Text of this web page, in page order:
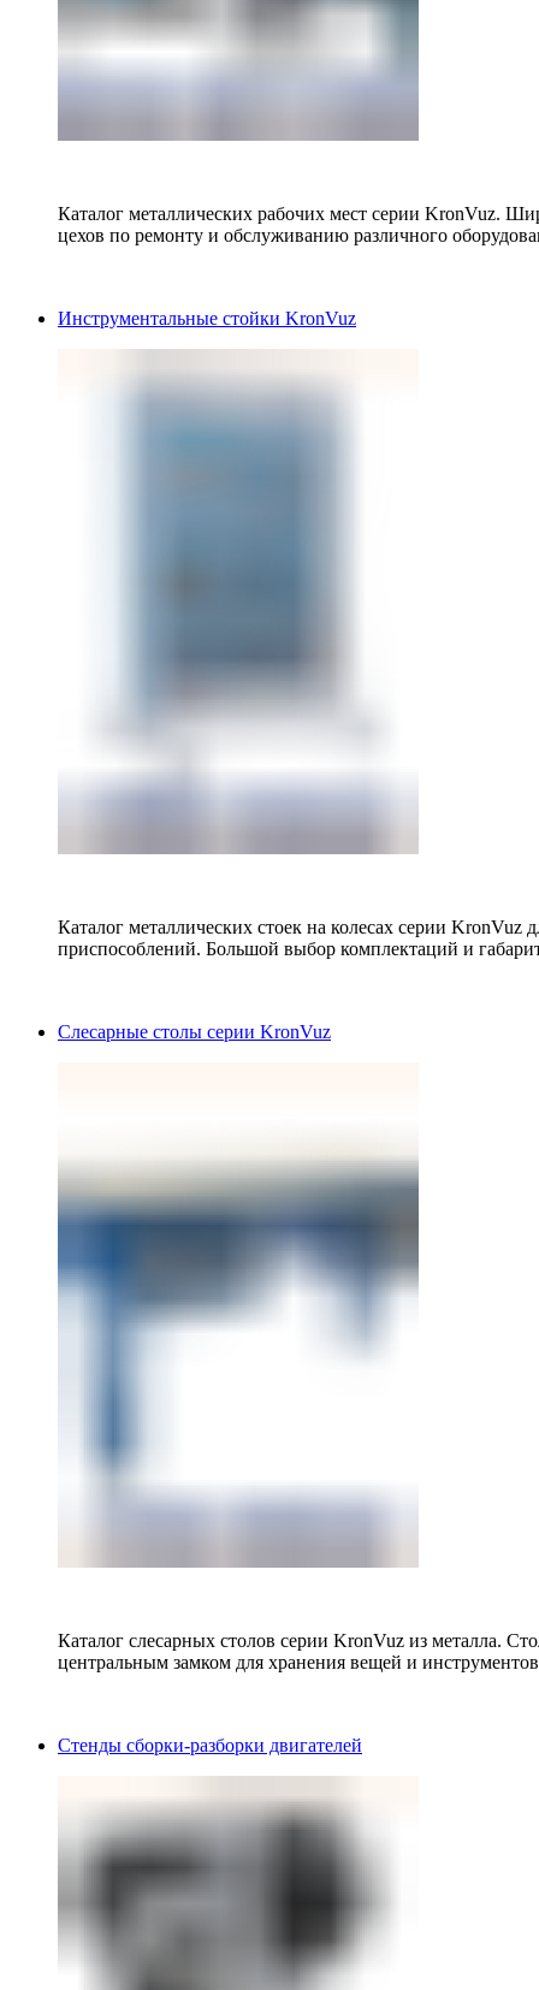
Каталог металлических рабочих мест серии KronVuz.
цехов по ремонту и обслуживанию различного
Инструментальные стойки KronVuz
Каталог металлических стоек на колесах серии KronVuz
приспособлений. Большой выбор комплектаций и
Слесарные столы серии KronVuz
Каталог слесарных столов серии KronVuz из металла.
центральным замком для хранения вещей и
Стенды сборки-разборки двигателей